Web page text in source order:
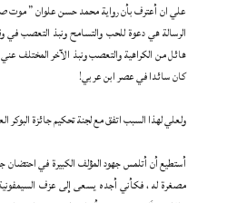
علي ان أعترف بأن رواية محمد حسن علوان ” موت
الرسالة هي دعوة للحب والتسامح ونبذ التعصب في
هائل من الكراهية والتعصب ونبذ الآخر المختلف
كان سائدا في عصر ابن عربي!
ولعلي لهذا السبب اتفق مع لجنة تحكيم جائزة البوكر
أستطيع أن أتلمس جهود المؤلف الكبيرة في
مصغرة له ، فكأني أجده يسعى إلى عزف